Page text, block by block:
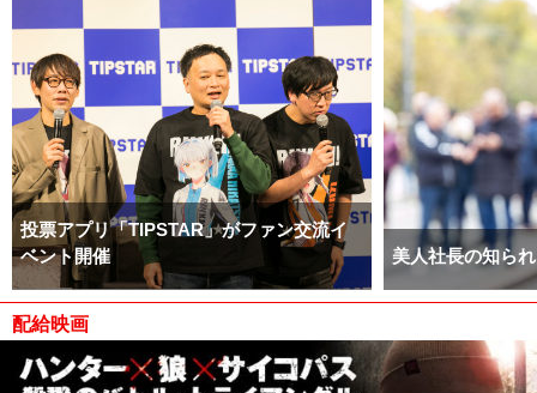
投票アプリ「TIPSTAR」がファン交流イ
ベント開催
美人社長の知ら
配給映画